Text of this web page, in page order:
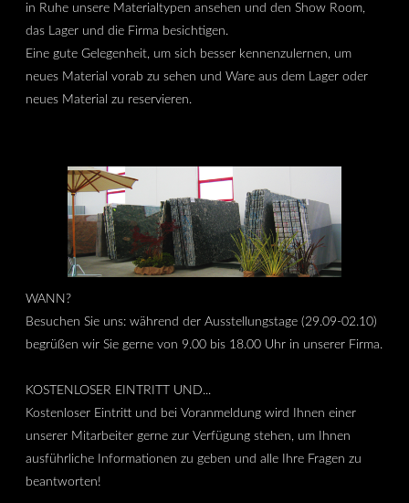
in Ruhe unsere Materialtypen ansehen und den Show Room,
das Lager und die Firma besichtigen.
Eine gute Gelegenheit, um sich besser kennenzulernen, um
neues Material vorab zu sehen und Ware aus dem Lager oder
neues Material zu reservieren.
WANN?
Besuchen Sie uns: während der Ausstellungstage (29.09-02.10)
begrüßen wir Sie gerne von 9.00 bis 18.00 Uhr in unserer Firma.
KOSTENLOSER EINTRITT UND...
Kostenloser Eintritt und bei Voranmeldung wird Ihnen einer
unserer Mitarbeiter gerne zur Verfügung stehen, um Ihnen
ausführliche Informationen zu geben und alle Ihre Fragen zu
beantworten!